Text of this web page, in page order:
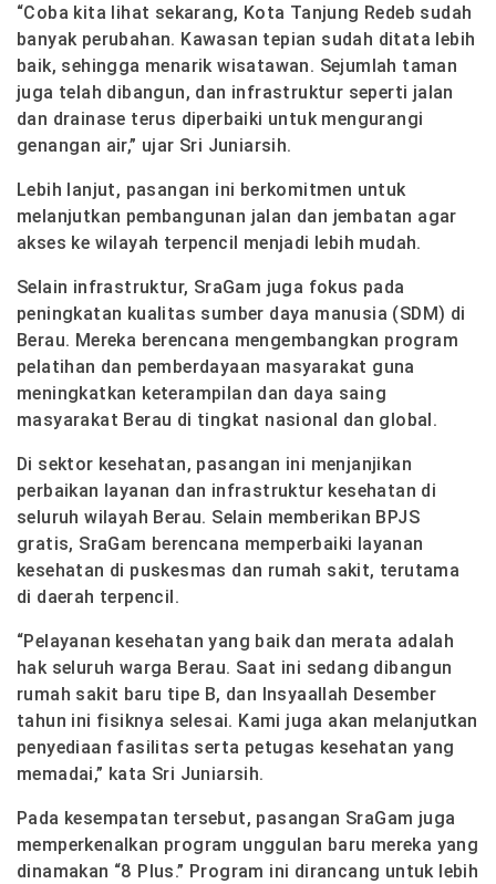
“Coba kita lihat sekarang, Kota Tanjung Redeb sudah
banyak perubahan. Kawasan tepian sudah ditata lebih
baik, sehingga menarik wisatawan. Sejumlah taman
juga telah dibangun, dan infrastruktur seperti jalan
dan drainase terus diperbaiki untuk mengurangi
genangan air,” ujar Sri Juniarsih.
Lebih lanjut, pasangan ini berkomitmen untuk
melanjutkan pembangunan jalan dan jembatan agar
akses ke wilayah terpencil menjadi lebih mudah.
Selain infrastruktur, SraGam juga fokus pada
peningkatan kualitas sumber daya manusia (SDM) di
Berau. Mereka berencana mengembangkan program
pelatihan dan pemberdayaan masyarakat guna
meningkatkan keterampilan dan daya saing
masyarakat Berau di tingkat nasional dan global.
Di sektor kesehatan, pasangan ini menjanjikan
perbaikan layanan dan infrastruktur kesehatan di
seluruh wilayah Berau. Selain memberikan BPJS
gratis, SraGam berencana memperbaiki layanan
kesehatan di puskesmas dan rumah sakit, terutama
di daerah terpencil.
“Pelayanan kesehatan yang baik dan merata adalah
hak seluruh warga Berau. Saat ini sedang dibangun
rumah sakit baru tipe B, dan Insyaallah Desember
tahun ini fisiknya selesai. Kami juga akan melanjutkan
penyediaan fasilitas serta petugas kesehatan yang
memadai,” kata Sri Juniarsih.
Pada kesempatan tersebut, pasangan SraGam juga
memperkenalkan program unggulan baru mereka yang
dinamakan “8 Plus.” Program ini dirancang untuk lebih